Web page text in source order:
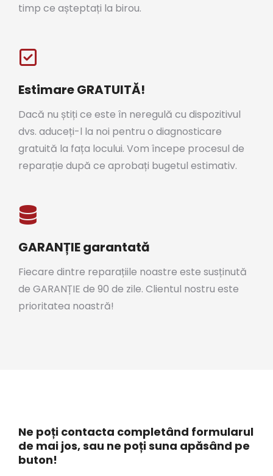
timp ce așteptați la birou.
Estimare GRATUITĂ!
Dacă nu știți ce este în neregulă cu dispozitivul
dvs. aduceți-l la noi pentru o diagnosticare
gratuită la fața locului. Vom începe procesul de
reparație după ce aprobați bugetul estimativ.
GARANȚIE garantată
Fiecare dintre reparațiile noastre este susținută
de GARANȚIE de 90 de zile. Clientul nostru este
prioritatea noastră!
Ne poți contacta completând formularul
de mai jos, sau ne poți suna apăsând pe
buton!